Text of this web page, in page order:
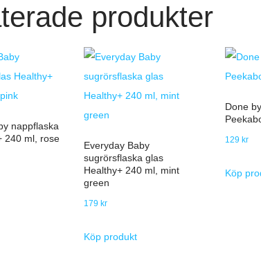
produkter
nappflaska
240 ml, rose
Everyday Baby
sugrörsflaska glas
Healthy+ 240 ml, mint
green
179 kr
Köp produkt
Done
129 kr
Köp